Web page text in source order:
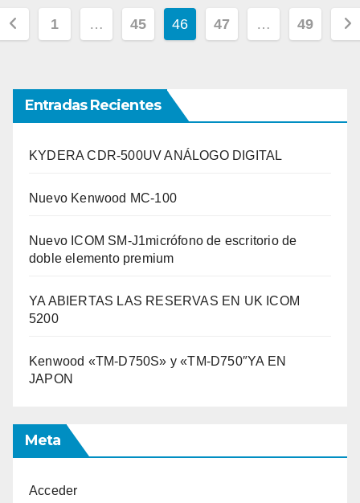
1 … 45 46 47 … 49
Entradas Recientes
KYDERA CDR-500UV ANÁLOGO DIGITAL
Nuevo Kenwood MC-100
Nuevo ICOM SM-J1micrófono de escritorio de
doble elemento premium
YA ABIERTAS LAS RESERVAS EN UK ICOM
5200
Kenwood «TM-D750S» y «TM-D750″YA EN
JAPON
Meta
Acceder